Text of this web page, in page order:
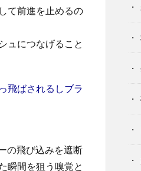
て前進を止めるの
ュにつなげること
飛ばされるしブラ
の飛び込みを遮断
瞬間を狙う嗅覚と